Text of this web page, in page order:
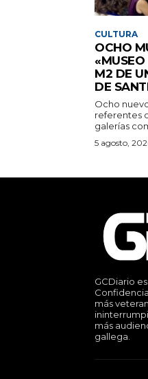
CULTURA
OCHO
M2 DE
DE
Ocho
referentes
galerías
5 agosto,
GCDiario
más
más
gallega.